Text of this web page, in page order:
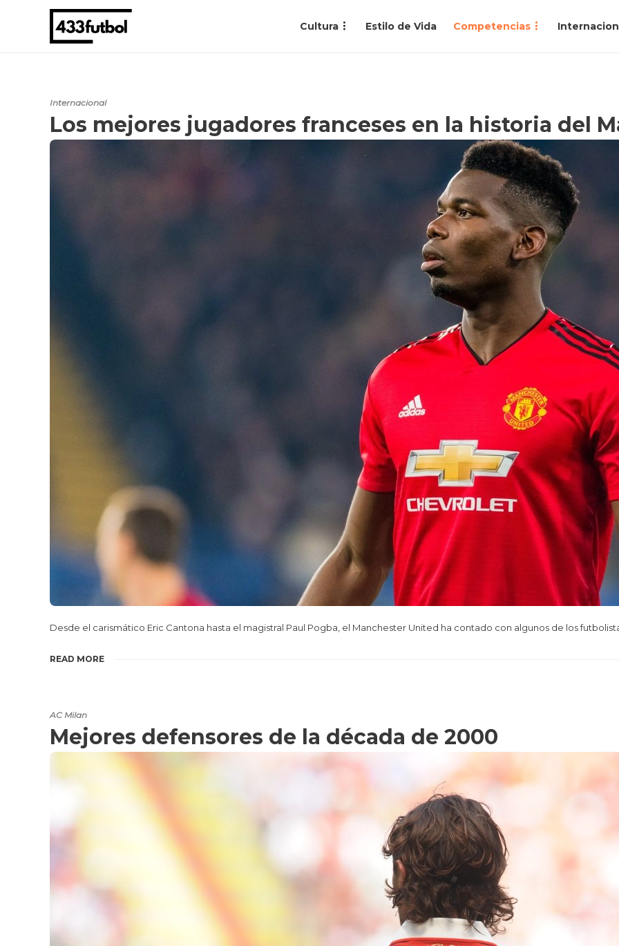
Cultura Estilo de Vida Competencias
Internacional
Los mejores jugadores franceses en la historia del
Desde el carismático Eric Cantona hasta el magistral Paul Pogba, el Manchester United ha contado con algunos de los
READ MORE
AC Milan
Mejores defensores de la década de 2000